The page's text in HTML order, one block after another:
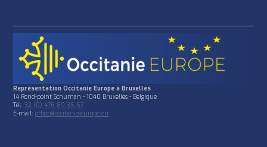
Représentation Occitanie Europe à Bruxelles
14 Rond-point Schuman - 1040 Bruxelles - Belgique
Tél:32 (0) 476 89 35 57
E-mail:office@occitanie-europe.eu